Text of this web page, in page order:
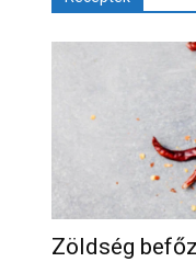
Zöldség